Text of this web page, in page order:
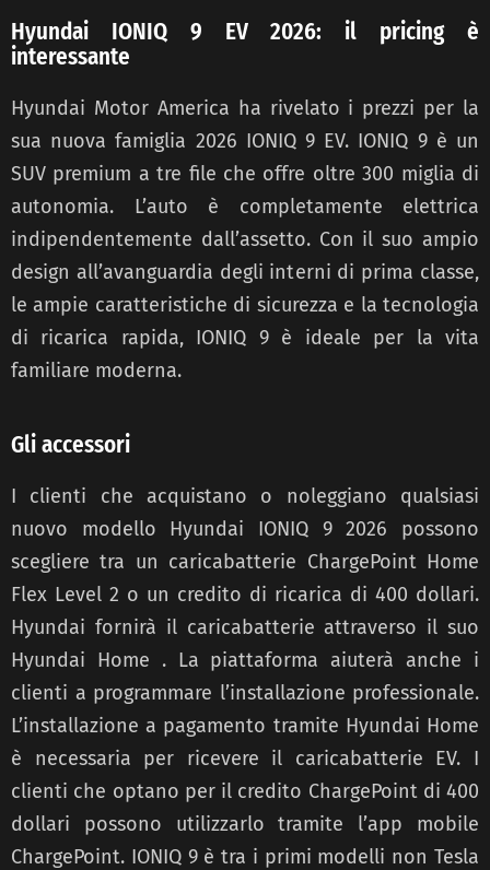
Hyundai IONIQ 9 EV 2026: il pricing è
interessante
Hyundai Motor America ha rivelato i prezzi per la
sua nuova famiglia 2026 IONIQ 9 EV. IONIQ 9 è un
SUV premium a tre file che offre oltre 300 miglia di
autonomia. L’auto è completamente elettrica
indipendentemente dall’assetto. Con il suo ampio
design all’avanguardia degli interni di prima classe,
le ampie caratteristiche di sicurezza e la tecnologia
di ricarica rapida, IONIQ 9 è ideale per la vita
familiare moderna.
Gli accessori
I clienti che acquistano o noleggiano qualsiasi
nuovo modello Hyundai IONIQ 9 2026 possono
scegliere tra un caricabatterie ChargePoint Home
Flex Level 2 o un credito di ricarica di 400 dollari.
Hyundai fornirà il caricabatterie attraverso il suo
Hyundai Home . La piattaforma aiuterà anche i
clienti a programmare l’installazione professionale.
L’installazione a pagamento tramite Hyundai Home
è necessaria per ricevere il caricabatterie EV. I
clienti che optano per il credito ChargePoint di 400
dollari possono utilizzarlo tramite l’app mobile
ChargePoint. IONIQ 9 è tra i primi modelli non Tesla